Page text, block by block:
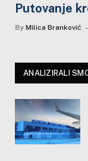
Putovanje
By Milica Branković
ANALIZIRALI